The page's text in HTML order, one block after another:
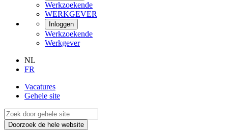
Werkzoekende
WERKGEVER
Inloggen
Werkzoekende
Werkgever
NL
FR
Vacatures
Gehele site